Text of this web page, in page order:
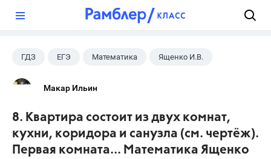
ГДЗ ЕГЭ Математика Ященко И.В.
Макар Ильин
8. Квартира состоит из двух комнат,
кухни, коридора и санузла (см. чертёж).
Первая комната... Математика Ященко